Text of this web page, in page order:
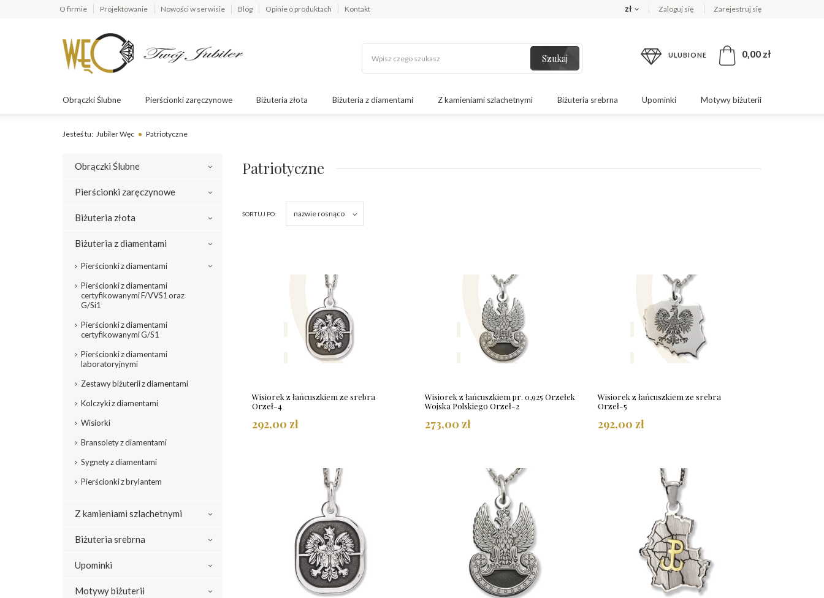
O firmie Projektowanie Nowości w serwisie Blog Opinie o produktach Kontakt zł Zaloguj się Zarejestruj się
Szukaj ULUBIONE 0,00 zł
Obrączki Ślubne Pierścionki zaręczynowe Biżuteria złota Biżuteria z diamentami Z kamieniami szlachetnymi Biżuteria srebrna Upominki Motywy biżuterii
Jesteś tu: Jubiler Węc Patriotyczne
Obrączki Ślubne
Pierścionki zaręczynowe
Biżuteria złota
Biżuteria z diamentami
Pierścionki z diamentami
Pierścionki z diamentami
certyfikowanymi F/VVS1 oraz
G/Si1
Pierścionki z diamentami
certyfikowanymi G/S1
Pierścionki z diamentami
laboratoryjnymi
Zestawy biżuterii z diamentami
Kolczyki z diamentami
Wisiorki
Bransolety z diamentami
Sygnety z diamentami
Pierścionki z brylantem
Z kamieniami szlachetnymi
Biżuteria srebrna
Upominki
Motywy biżuterii
Patriotyczne
SORTUJ PO: nazwie rosnąco
Wisiorek z łańcuszkiem ze srebra
Orzeł-4
292,00 zł
Wisiorek z łańcuszkiem pr. 0,925 Orzełek
Wojska Polskiego Orzeł-2
273,00 zł
Wisiorek z łańcuszkiem ze srebra
Orzeł-5
292,00 zł